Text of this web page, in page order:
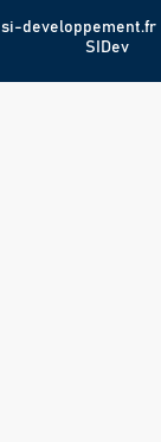
si-developpement.fr
SIDev